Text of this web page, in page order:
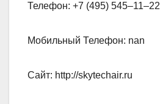
Телефон: +7 (495) 545‒11‒22
Мобильный Телефон: nan
Сайт: http://skytechair.ru